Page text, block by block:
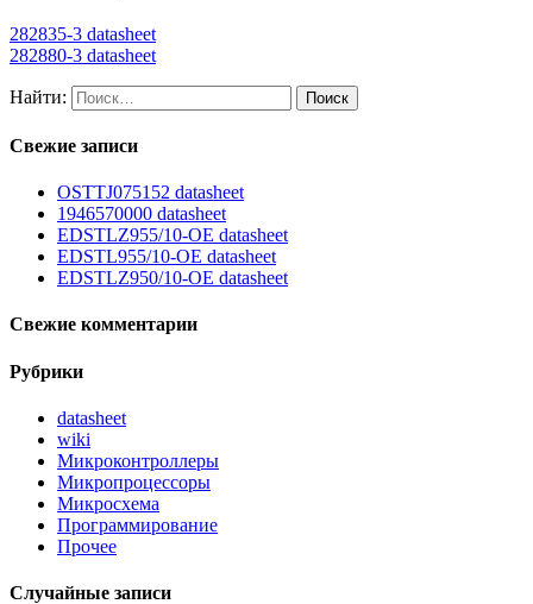
282835-3 datasheet
282880-3 datasheet
Найти:
Свежие записи
OSTTJ075152 datasheet
1946570000 datasheet
EDSTLZ955/10-OE datasheet
EDSTL955/10-OE datasheet
EDSTLZ950/10-OE datasheet
Свежие комментарии
Рубрики
datasheet
wiki
Микроконтроллеры
Микропроцессоры
Микросхема
Программирование
Прочее
Случайные записи